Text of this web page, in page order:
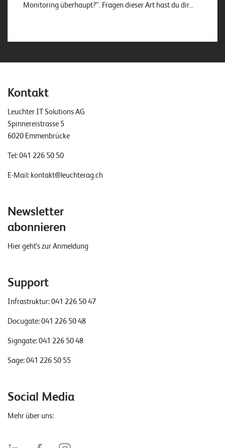
Monitoring überhaupt?“. Fragen dieser Art hast du dir...
Kontakt
Leuchter IT Solutions AG
Spinnereistrasse 5
6020 Emmenbrücke
Tel:041 226 50 50
E-Mail: kontakt@leuchterag.ch
Newsletter
abonnieren
Hier geht's zur Anmeldung
Support
Infrastruktur:041 226 50 47
Docugate:041 226 50 48
Signgate:041 226 50 48
Sage:041 226 50 55
Social Media
Mehr über uns: